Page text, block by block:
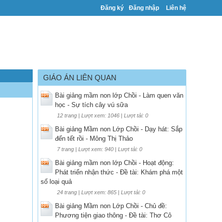
Đăng ký Đăng nhập Liên hệ
GIÁO ÁN LIÊN QUAN
Bài giảng mầm non lớp Chồi - Làm quen văn
học - Sự tích cây vú sữa
12 trang | Lượt xem: 1046 | Lượt tải: 0
Bài giảng Mầm non Lớp Chồi - Dạy hát: Sắp
đến tết rồi - Mông Thị Thảo
7 trang | Lượt xem: 940 | Lượt tải: 0
Bài giảng mầm non lớp Chồi - Hoạt động:
Phát triển nhận thức - Đề tài: Khám phá một
số loại quả
24 trang | Lượt xem: 865 | Lượt tải: 0
Bài giảng Mầm non Lớp Chồi - Chủ đề:
Phương tiện giao thông - Đề tài: Thơ Cô